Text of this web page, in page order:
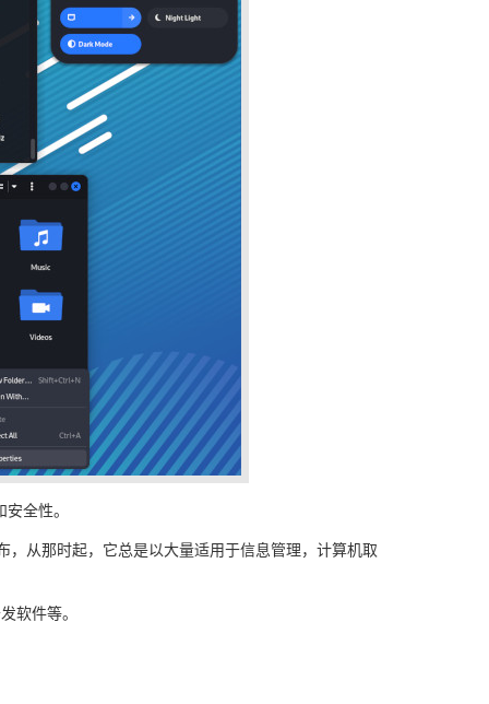
全性。
从那时起，它总是以大量适用于信息管理，计算机取
软件等。